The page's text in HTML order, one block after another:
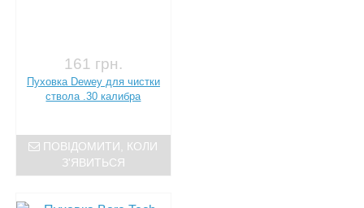
161 грн.
Пуховка Dewey для чистки
ствола .30 калибра
ПОВІДОМИТИ, КОЛИ
З'ЯВИТЬСЯ